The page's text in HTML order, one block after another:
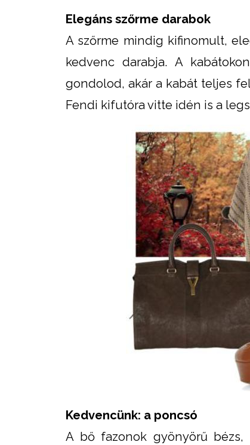
Elegáns szőrme darabok
A szőrme mindig kifinomult,
kedvenc darabja. A
gondolod, akár a kabát teljes
Fendi kifutóra vitte idén is a
Kedvencünk: a poncsó
A bő fazonok gyönyörű